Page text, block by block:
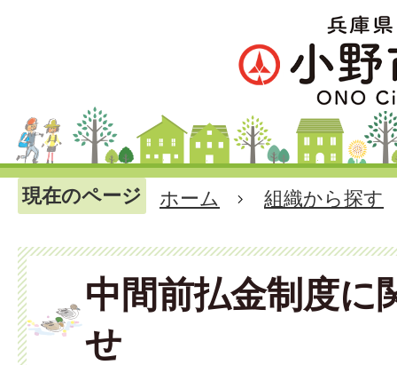
現在のページ ホーム 組織から探す
中間前払金制度に
せ